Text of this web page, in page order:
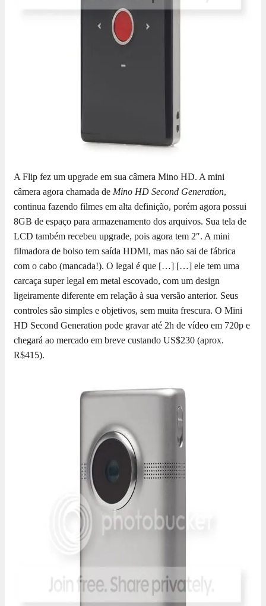
A Flip fez um upgrade em sua câmera Mino HD. A mini
câmera agora chamada de Mino HD Second Generation,
continua fazendo filmes em alta definição, porém agora possui
8GB de espaço para armazenamento dos arquivos. Sua tela de
LCD também recebeu upgrade, pois agora tem 2″. A mini
filmadora de bolso tem saída HDMI, mas não sai de fábrica
com o cabo (mancada!). O legal é que […] […] ele tem uma
carcaça super legal em metal escovado, com um design
ligeiramente diferente em relação à sua versão anterior. Seus
controles são simples e objetivos, sem muita frescura. O Mini
HD Second Generation pode gravar até 2h de vídeo em 720p e
chegará ao mercado em breve custando US$230 (aprox.
R$415).